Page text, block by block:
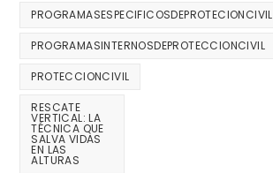
PROGRAMASESPECIFICOSDEPROTECIONCIVIL
PROGRAMASINTERNOSDEPROTECCIONCIVIL
PROTECCIONCIVIL
RESCATE
VERTICAL: LA
TÉCNICA QUE
SALVA VIDAS
EN LAS
ALTURAS